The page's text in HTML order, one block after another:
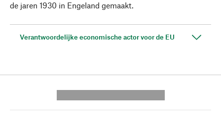
de jaren 1930 in Engeland gemaakt.
Verantwoordelijke economische actor voor de EU